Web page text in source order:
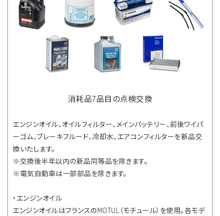
消耗品7品目の点検交換
エンジンオイル、オイルフィルター、メインバッテリー、前後ワイパ
ーゴム、ブレーキフルード、冷却水、エアコンフィルターを新品交
換いたします。
※交換後半年以内の新品同等品を除きます。
※電気自動車は一部部品を除きます。
・エンジンオイル
エンジンオイルはフランスのMOTUL（モチュール）を使用。各モデ